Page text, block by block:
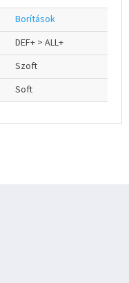
Borítások
DEF+ > ALL+
Szoft
Soft